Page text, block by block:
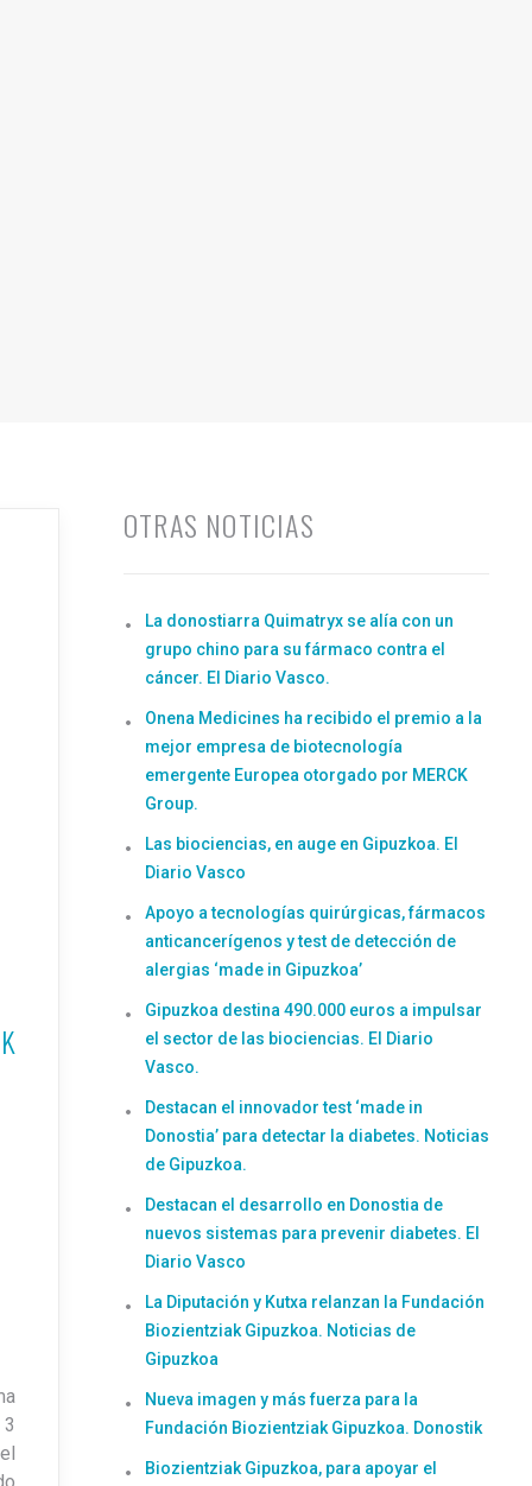
OTRAS NOTICIAS
La donostiarra Quimatryx se alía con un
grupo chino para su fármaco contra el
cáncer. El Diario Vasco.
Onena Medicines ha recibido el premio a la
mejor empresa de biotecnología
emergente Europea otorgado por MERCK
Group.
Las biociencias, en auge en Gipuzkoa. El
Diario Vasco
Apoyo a tecnologías quirúrgicas, fármacos
anticancerígenos y test de detección de
alergias ‘made in Gipuzkoa’
Gipuzkoa destina 490.000 euros a impulsar
el sector de las biociencias. El Diario
Vasco.
Destacan el innovador test ‘made in
Donostia’ para detectar la diabetes. Noticias
de Gipuzkoa.
Destacan el desarrollo en Donostia de
nuevos sistemas para prevenir diabetes. El
Diario Vasco
La Diputación y Kutxa relanzan la Fundación
Biozientziak Gipuzkoa. Noticias de
Gipuzkoa
Nueva imagen y más fuerza para la
Fundación Biozientziak Gipuzkoa. Donostik
Biozientziak Gipuzkoa, para apoyar el